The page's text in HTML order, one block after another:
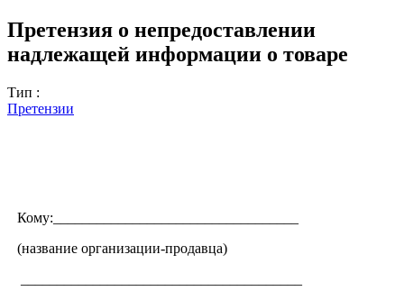
Претензия о непредоставлении
надлежащей информации о товаре
Тип :
Претензии
Кому:__________________________________
(название организации-продавца)